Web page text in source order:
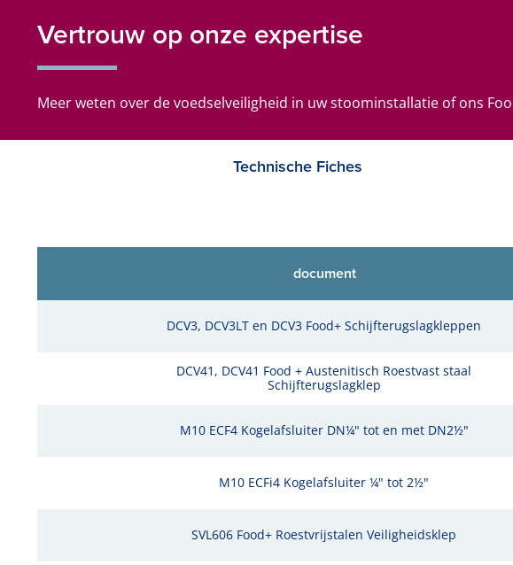
Vertrouw op onze expertise
Meer weten over de voedselveiligheid in uw stoominstallatie of ons
Technische Fiches
document
DCV3, DCV3LT en DCV3 Food+ Schijfterugslagkleppen
DCV41, DCV41 Food + Austenitisch Roestvast staal
Schijfterugslagklep
M10 ECF4 Kogelafsluiter DN¼" tot en met DN2½"
M10 ECFi4 Kogelafsluiter ¼" tot 2½"
SVL606 Food+ Roestvrijstalen Veiligheidsklep